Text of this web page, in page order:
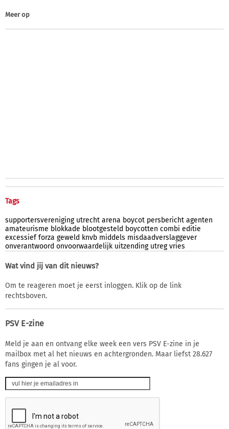
Meer op
Tags
supportersvereniging utrecht arena boycot persbericht agenten
amateurisme blokkade blootgesteld boycotten combi editie
excessief forza geweld knvb middels misdaadverslaggever
onverantwoord onvoorwaardelijk uitzending utreg vries
Wat vind jij van dit nieuws?
Om te reageren moet je eerst inloggen. Klik op de link
rechtsboven.
PSV E-zine
Meld je aan en ontvang elke week een vers PSV E-zine in je
mailbox met al het nieuws en achtergronden. Maar liefst 28.627
fans gingen je al voor.